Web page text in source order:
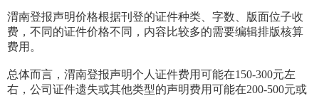
渭南登报声明价格根据刊登的证件种类、字数、版面位子收
费，不同的证件价格不同，内容比较多的需要编辑排版核算
费用。
总体而言，渭南登报声明个人证件费用可能在150-300元左
右，公司证件遗失或其他类型的声明费用可能在200-500元或